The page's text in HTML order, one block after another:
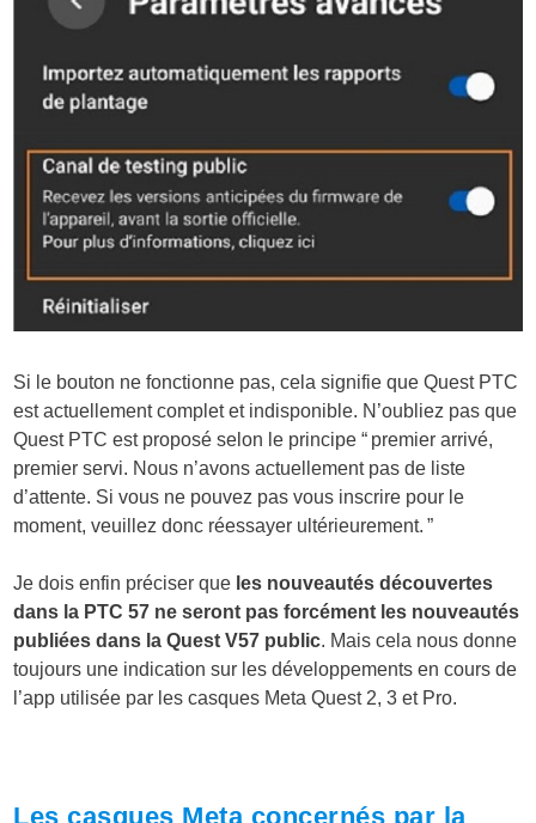
Si le bouton ne fonctionne pas, cela signifie que Quest PTC
est actuellement complet et indisponible. N’oubliez pas que
Quest PTC est proposé selon le principe “ premier arrivé,
premier servi. Nous n’avons actuellement pas de liste
d’attente. Si vous ne pouvez pas vous inscrire pour le
moment, veuillez donc réessayer ultérieurement. ”
Je dois enfin préciser que les nouveautés découvertes
dans la PTC 57 ne seront pas forcément les nouveautés
publiées dans la Quest V57 public. Mais cela nous donne
toujours une indication sur les développements en cours de
l’app utilisée par les casques Meta Quest 2, 3 et Pro.
Les casques Meta concernés par la